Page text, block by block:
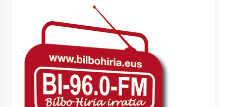
Uribitarte40 aretoan
2026/07/03
SOINUGELA: Paul McCartney eta Ringo Starr-en
lan berriak
2026/07/03
MUSIBLA #297: Bide, Boards Of Canada, Somak,
Tiga, Twisted Teens, Underscores, Habia